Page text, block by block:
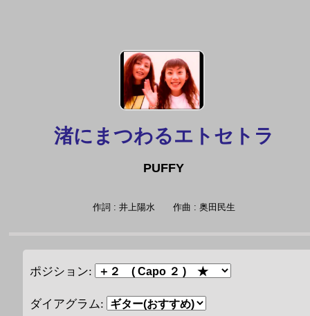
渚にまつわるエトセトラ
PUFFY
作詞 : 井上陽水 作曲 : 奥田民生
ポジション:
ダイアグラム: